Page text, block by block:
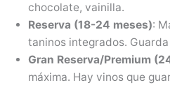
chocolate, vainilla.
Reserva (18-24 meses):
taninos integrados.
Gran Reserva/Premium
máxima. Hay vinos que